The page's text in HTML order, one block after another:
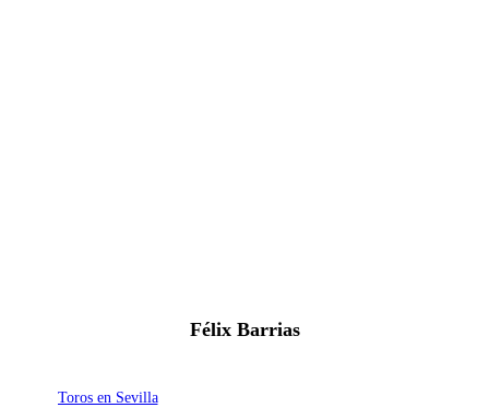
Félix Barrias
Toros en Sevilla